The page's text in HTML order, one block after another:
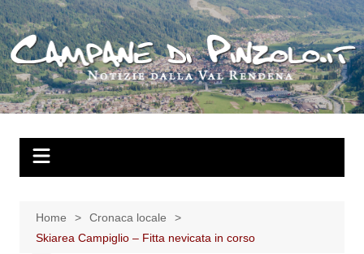
Salta
al
contenuto
Home
Cronaca locale
Skiarea Campiglio – Fitta nevicata in corso